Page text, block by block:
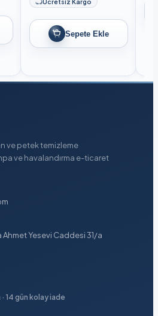
Sepete Ekle
ve petek temizleme
ve havalandırma e-ticaret
Yesevi Caddesi 31/a
14 gün kolay iade